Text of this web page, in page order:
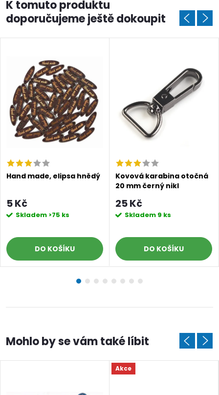
K tomuto produktu
doporučujeme ještě dokoupit
Hand made, elipsa hnědý
5 Kč
Skladem >75 ks
DO KOŠÍKU
Kovová karabina otočná
20 mm černý nikl
25 Kč
Skladem 9 ks
DO KOŠÍKU
Akce
Doprava a platby Blog a návody